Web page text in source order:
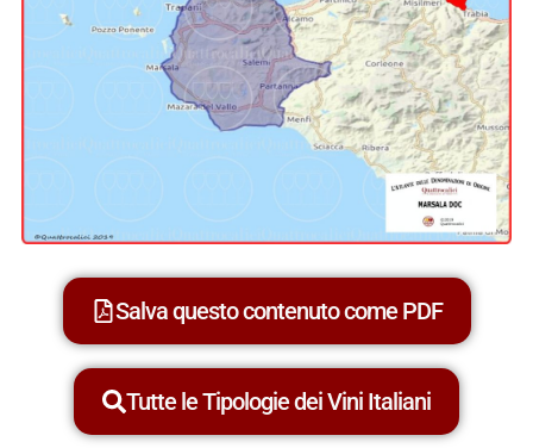
Salva questo contenuto come PDF
Tutte le Tipologie dei Vini Italiani